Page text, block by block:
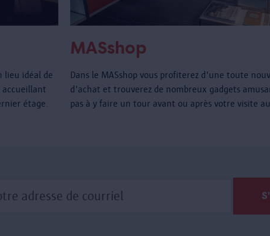
lieu idéal de
accueillant
étage.
MASshop
Dans le MASshop vous profiterez d'une toute
d'achat et trouverez de nombreux gadgets
pas à y faire un tour avant ou après votre visite au